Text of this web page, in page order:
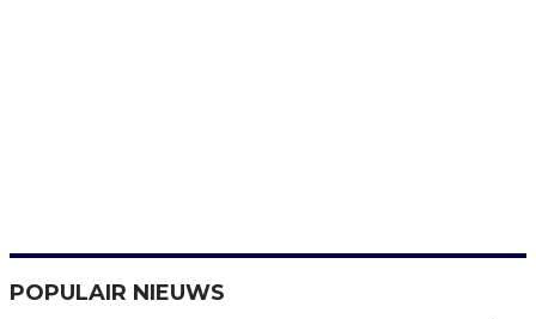
POPULAIR NIEUWS